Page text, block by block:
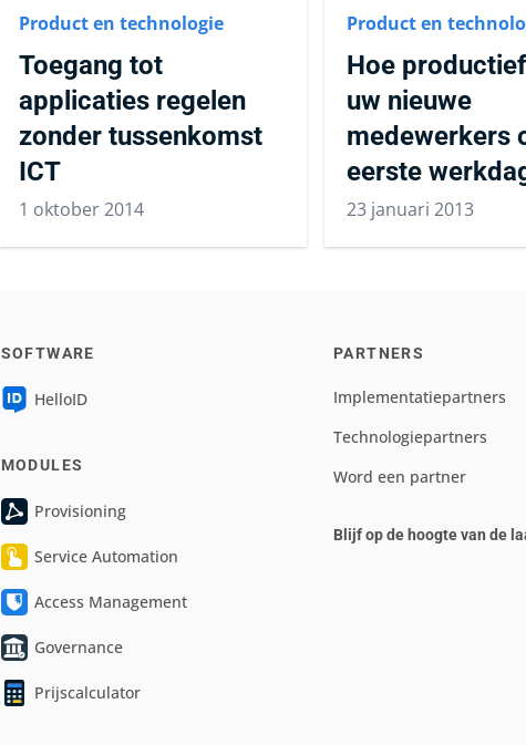
Product en technologie
Toegang tot
applicaties regelen
zonder tussenkomst
ICT
1 oktober 2014
Product en
Hoe
uw nieuwe
medewerkers
eerste
23 januari 2013
SOFTWARE
HelloID
MODULES
Provisioning
Service Automation
Access Management
Governance
Prijscalculator
PARTNERS
Implementatiepartners
Technologiepartners
Word een partner
Blijf op de hoogte van de